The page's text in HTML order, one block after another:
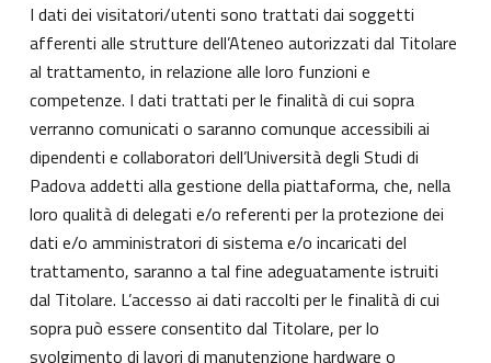
I dati dei visitatori/utenti sono trattati dai soggetti
afferenti alle strutture dell’Ateneo autorizzati dal Titolare
al trattamento, in relazione alle loro funzioni e
competenze. I dati trattati per le finalità di cui sopra
verranno comunicati o saranno comunque accessibili ai
dipendenti e collaboratori dell’Università degli Studi di
Padova addetti alla gestione della piattaforma, che, nella
loro qualità di delegati e/o referenti per la protezione dei
dati e/o amministratori di sistema e/o incaricati del
trattamento, saranno a tal fine adeguatamente istruiti
dal Titolare. L’accesso ai dati raccolti per le finalità di cui
sopra può essere consentito dal Titolare, per lo
svolgimento di lavori di manutenzione hardware o